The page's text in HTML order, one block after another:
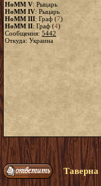
HoMM V: Рыцарь
HoMM IV: Рыцарь
HoMM III: Граф (7)
HoMM II: Граф (4)
Сообщения: 5442
Откуда: Украина
Таверна